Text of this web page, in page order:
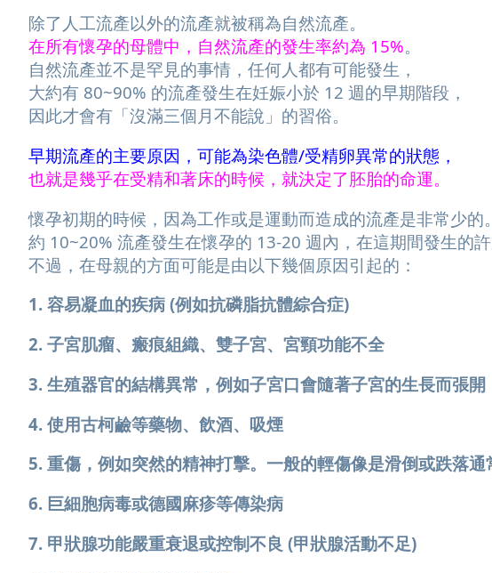
除了人工流產以外的流產就被稱為自然流產。
在所有懷孕的母體中，自然流產的發生率約為 15%。
自然流產並不是罕見的事情，任何人都有可能發生，
大約有 80~90% 的流產發生在妊娠小於 12 週的早期階段，
因此才會有「沒滿三個月不能說」的習俗。
早期流產的主要原因，可能為染色體/受精卵異常的狀態，
也就是幾乎在受精和著床的時候，就決定了胚胎的命運。
懷孕初期的時候，因為工作或是運動而造成的流產是非常少的。
約 10~20% 流產發生在懷孕的 13-20 週內，在這期間發生的
不過，在母親的方面可能是由以下幾個原因引起的：
1. 容易凝血的疾病 (例如抗磷脂抗體綜合症)
2. 子宮肌瘤、瘢痕組織、雙子宮、宮頸功能不全
3. 生殖器官的結構異常，例如子宮口會隨著子宮的生長而張開
4. 使用古柯鹼等藥物、飲酒、吸煙
5. 重傷，例如突然的精神打擊。一般的輕傷像是滑倒或跌落通
6. 巨細胞病毒或德國麻疹等傳染病
7. 甲狀腺功能嚴重衰退或控制不良 (甲狀腺活動不足)